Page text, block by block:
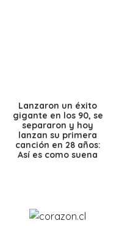
Lanzaron un éxito
gigante en los 90, se
separaron y hoy
lanzan su primera
canción en 28 años:
Así es como suena